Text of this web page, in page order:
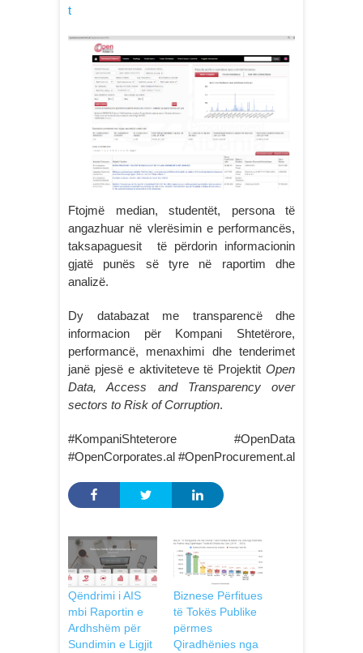
t
Ftojmë median, studentët, persona të
angazhuar në vlerësimin e performancës,
taksapaguesit të përdorin informacionin
gjatë punës së tyre në raportim dhe
analizë.
Dy databazat me transparencë dhe
informacion për Kompani Shtetërore,
performancë, menaxhimi dhe tenderimet
janë pjesë e aktiviteteve të Projektit Open
Data, Access and Transparency over
sectors to Risk of Corruption.
#KompaniShteterore #OpenData
#OpenCorporates.al #OpenProcurement.al
Qëndrimi i AIS
mbi Raportin e
Ardhshëm për
Sundimin e Ligjit
Biznese Përfitues
të Tokës Publike
përmes
Qiradhënies nga